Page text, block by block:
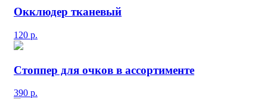
Окклюдер тканевый
120 р.
Стоппер для очков в ассортименте
390 р.